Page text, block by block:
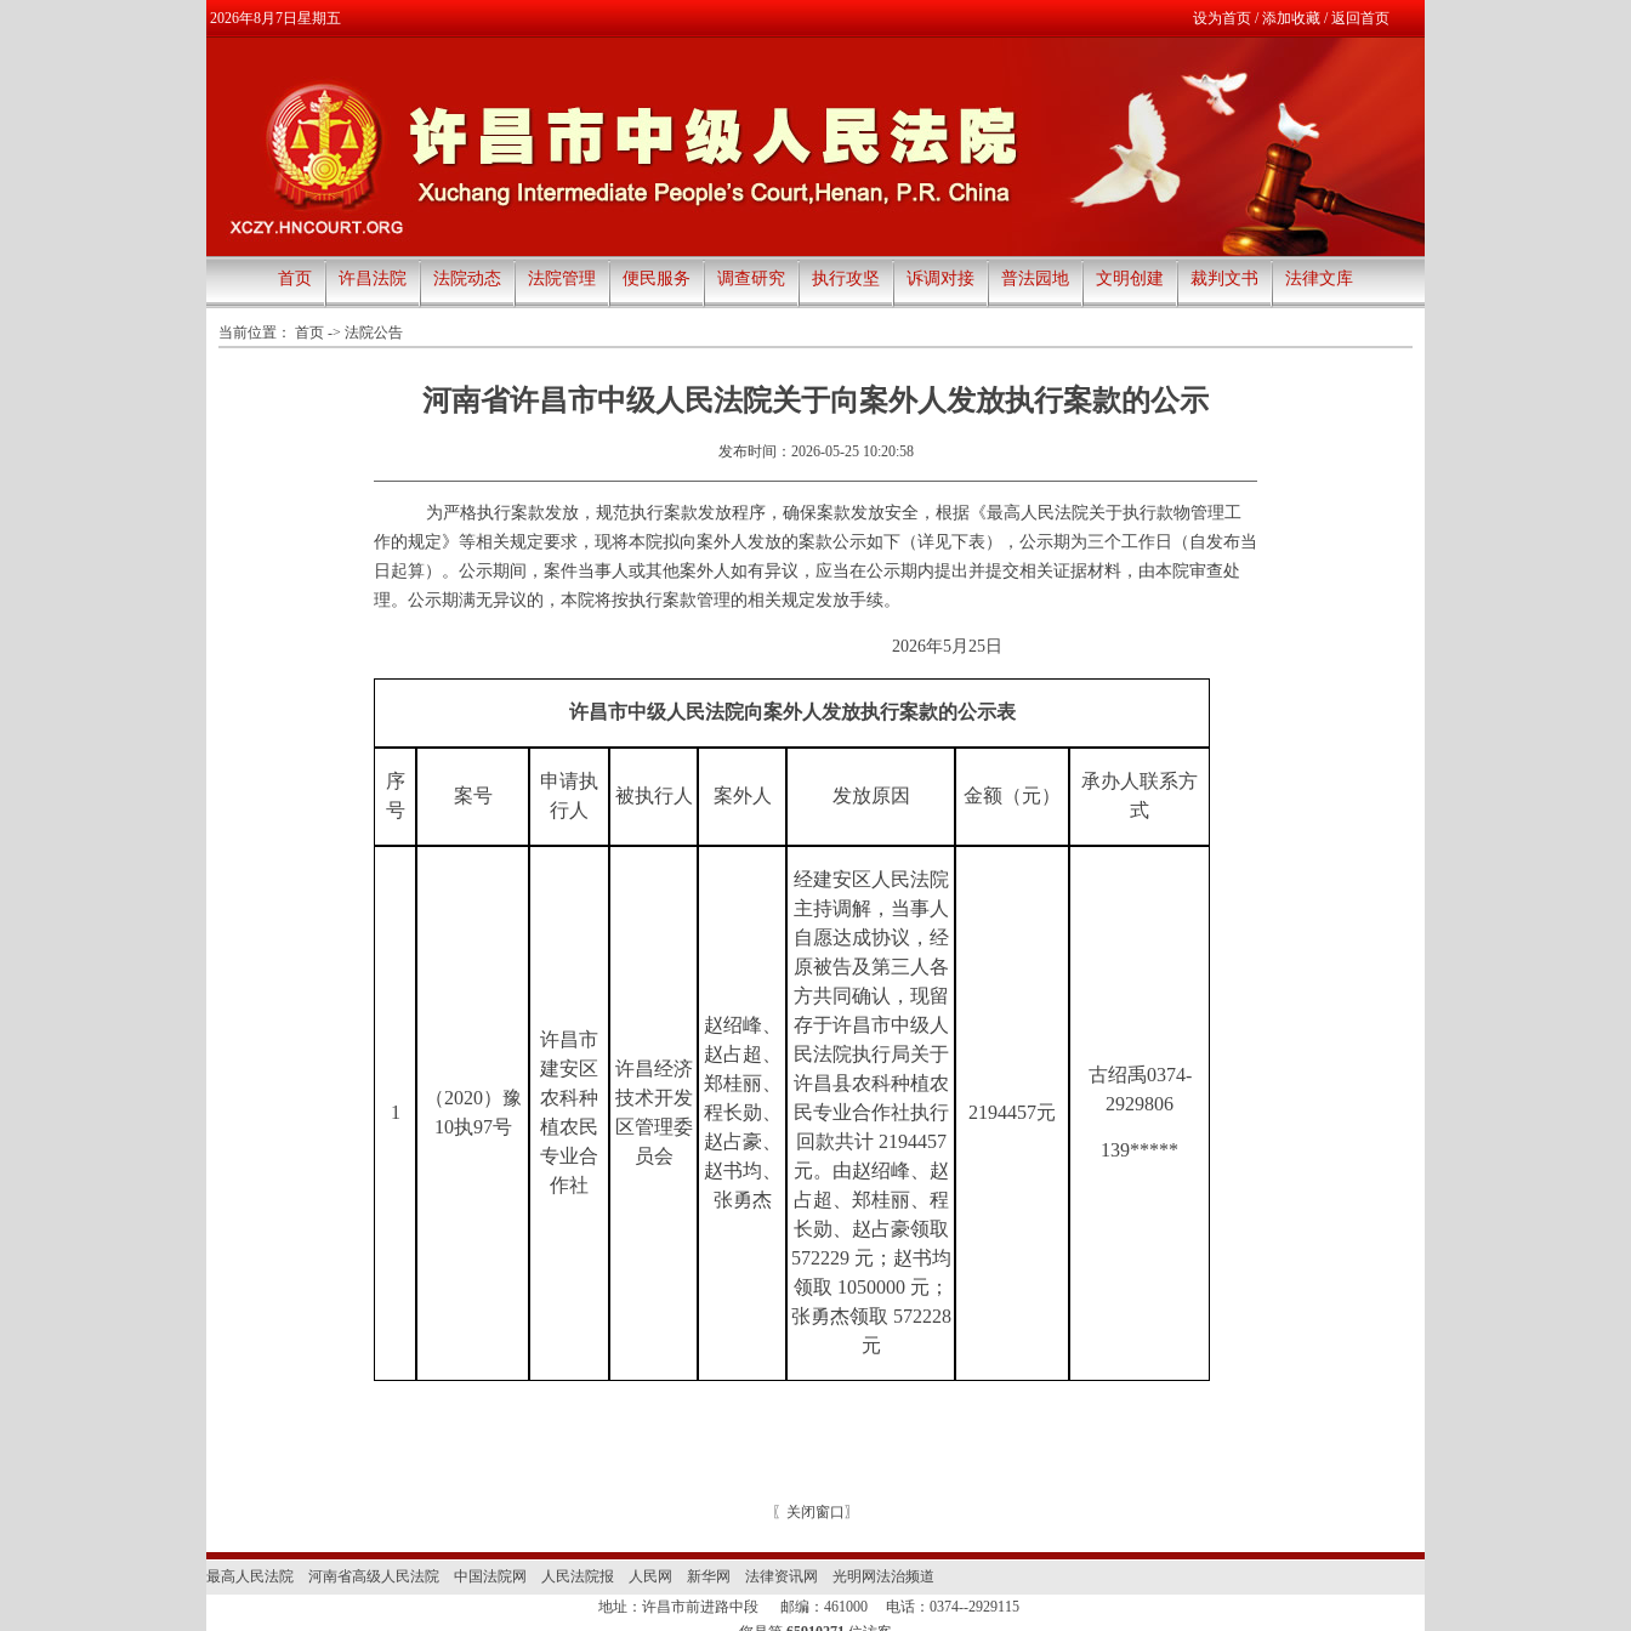
2026年8月7日星期五 设为首页/添加收藏/返回首页
首页 许昌法院 法院动态 法院管理 便民服务 调查研究 执行攻坚 诉调对接 普法园地 文明创建 裁判文书 法律文库
当前位置： 首页 -> 法院公告
河南省许昌市中级人民法院关于向案外人发放执行案款的公示
发布时间：2026-05-25 10:20:58
为严格执行案款发放，规范执行案款发放程序，确保案款发放安全，根据《最高人民法院关于执行款物管理工
作的规定》等相关规定要求，现将本院拟向案外人发放的案款公示如下（详见下表），公示期为三个工作日（自发布当
日起算）。公示期间，案件当事人或其他案外人如有异议，应当在公示期内提出并提交相关证据材料，由本院审查处
理。公示期满无异议的，本院将按执行案款管理的相关规定发放手续。
2026年5月25日
许昌市中级人民法院向案外人发放执行案款的公示表
序
号
案号
申请执
行人
被执行人 案外人 发放原因 金额（元）
承办人联系方
式
1
（2020）豫
10执97号
许昌市
建安区
农科种
植农民
专业合
作社
许昌经济
技术开发
区管理委
员会
赵绍峰、
赵占超、
郑桂丽、
程长勋、
赵占豪、
赵书均、
张勇杰
经建安区人民法院
主持调解，当事人
自愿达成协议，经
原被告及第三人各
方共同确认，现留
存于许昌市中级人
民法院执行局关于
许昌县农科种植农
民专业合作社执行
回款共计 2194457
元。由赵绍峰、赵
占超、郑桂丽、程
长勋、赵占豪领取
572229 元；赵书均
领取 1050000 元；
张勇杰领取 572228
元
2194457元
古绍禹0374-
2929806
139*****
〖 关闭窗口 〗
最高人民法院 河南省高级人民法院 中国法院网 人民法院报 人民网 新华网 法律资讯网
光明网法治频道
地址：许昌市前进路中段 邮编：461000
电话：0374--2929115